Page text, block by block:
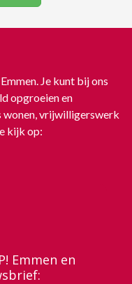
Je kunt bij ons
opgroeien en
wonen, vrijwilligerswerk
kijk op:
Emmen en